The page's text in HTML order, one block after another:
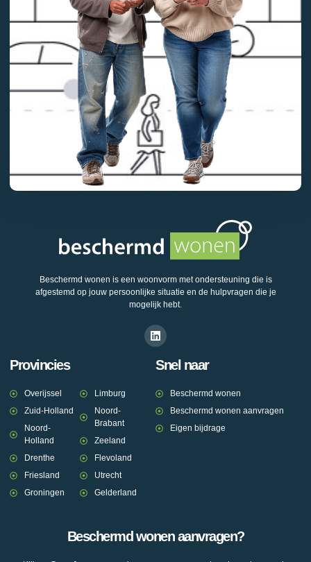
Beschermd wonen is een woonvorm met ondersteuning die is
afgestemd op jouw persoonlijke situatie en de hulpvragen die je
mogelijk hebt.
Provincies
Overijssel
Zuid-Holland
Noord-
Holland
Drenthe
Friesland
Groningen
Limburg
Noord-
Brabant
Zeeland
Flevoland
Utrecht
Gelderland
Snel naar
Beschermd wonen
Beschermd wonen aanvragen
Eigen bijdrage
Beschermd wonen aanvragen?